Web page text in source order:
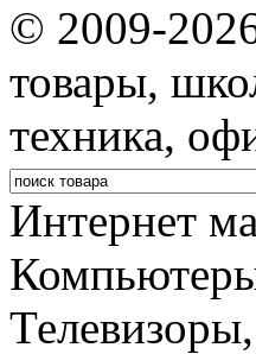
© 2009-
товары,
техника,
Интернет